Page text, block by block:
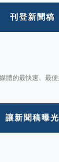
刊登新聞稿
體的最快速、最便
讓新聞稿曝光